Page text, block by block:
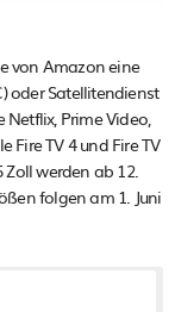
von Amazon eine
oder Satellitendienst
Prime Video,
Fire TV 4 und Fire TV
Zoll werden ab 12.
folgen am 1. Juni